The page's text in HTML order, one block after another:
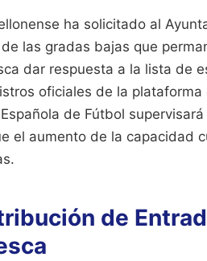
ha solicitado al
las gradas bajas que
dar respuesta a la lista de
oficiales de la
de Fútbol
el aumento de la capacidad
de